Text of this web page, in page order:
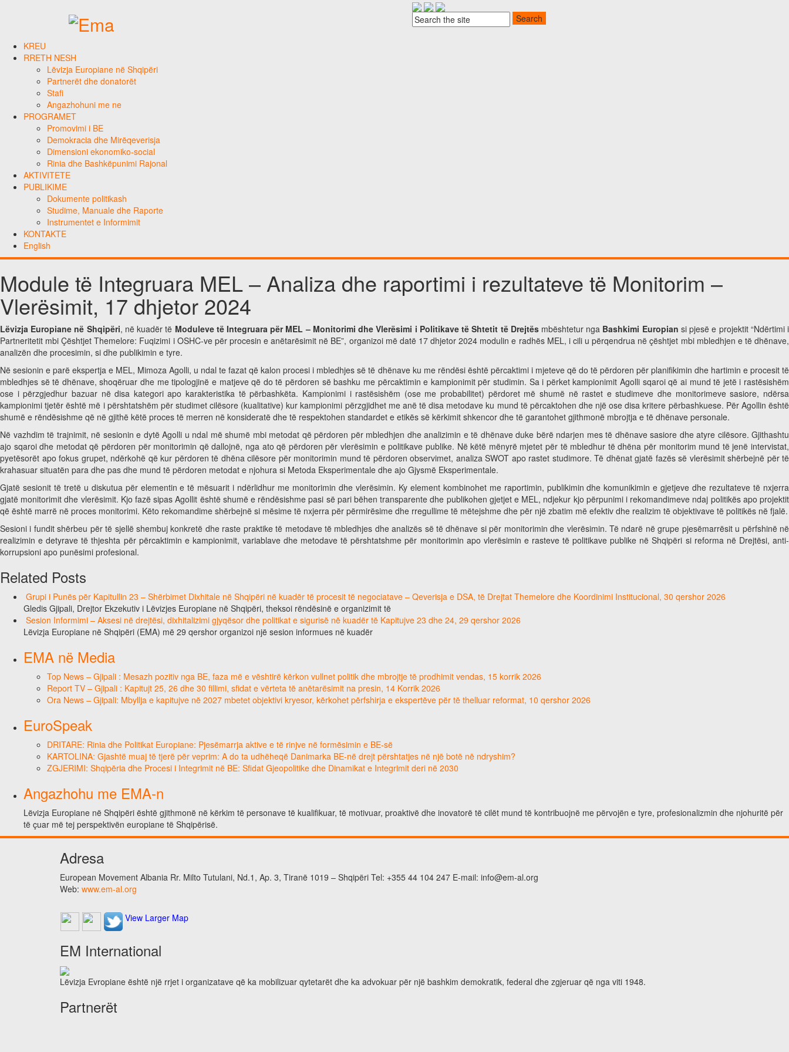
KREU
RRETH NESH
Lëvizja Europiane në Shqipëri
Partnerët dhe donatorët
Stafi
Angazhohuni me ne
PROGRAMET
Promovimi i BE
Demokracia dhe Mirëqeverisja
Dimensioni ekonomiko-social
Rinia dhe Bashkëpunimi Rajonal
AKTIVITETE
PUBLIKIME
Dokumente politikash
Studime, Manuale dhe Raporte
Instrumentet e Informimit
KONTAKTE
English
Module të Integruara MEL – Analiza dhe raportimi i rezultateve të Monitorim –
Vlerësimit, 17 dhjetor 2024
Lëvizja Europiane në Shqipëri, në kuadër të Moduleve të Integruara për MEL – Monitorimi dhe Vlerësimi i Politikave të Shtetit të Drejtësmbështetur nga Bashkimi Europian si pjesë e projektit “Ndërtimi i
Partneritetit mbi Çështjet Themelore: Fuqizimi i OSHC-ve për procesin e anëtarësimit në BE”, organizoi më datë 17 dhjetor 2024 modulin e radhës MEL, i cili u përqendrua në çështjet mbi mbledhjen e të dhënave,
analizën dhe procesimin, si dhe publikimin e tyre.
Në sesionin e parë ekspertja e MEL, Mimoza Agolli, u ndal te fazat që kalon procesi i mbledhjes së të dhënave ku me rëndësi është përcaktimi i mjeteve që do të përdoren për planifikimin dhe hartimin e procesit të
mbledhjes së të dhënave, shoqëruar dhe me tipologjinë e matjeve që do të përdoren së bashku me përcaktimin e kampionimit për studimin. Sa i përket kampionimit Agolli sqaroi që ai mund të jetë i rastësishëm
ose i përzgjedhur bazuar në disa kategori apo karakteristika të përbashkëta. Kampionimi i rastësishëm (ose me probabilitet) përdoret më shumë në rastet e studimeve dhe monitorimeve sasiore, ndërsa
kampionimi tjetër është më i përshtatshëm për studimet cilësore (kualitative) kur kampionimi përzgjidhet me anë të disa metodave ku mund të përcaktohen dhe një ose disa kritere përbashkuese. Për Agollin është
shumë e rëndësishme që në gjithë këtë proces të merren në konsideratë dhe të respektohen standardet e etikës së kërkimit shkencor dhe të garantohet gjithmonë mbrojtja e të dhënave personale.
Në vazhdim të trajnimit, në sesionin e dytë Agolli u ndal më shumë mbi metodat që përdoren për mbledhjen dhe analizimin e të dhënave duke bërë ndarjen mes të dhënave sasiore dhe atyre cilësore. Gjithashtu
ajo sqaroi dhe metodat që përdoren për monitorimin që dallojnë, nga ato që përdoren për vlerësimin e politikave publike. Në këtë mënyrë mjetet për të mbledhur të dhëna për monitorim mund të jenë intervistat,
pyetësorët apo fokus grupet, ndërkohë që kur përdoren të dhëna cilësore për monitorimin mund të përdoren observimet, analiza SWOT apo rastet studimore. Të dhënat gjatë fazës së vlerësimit shërbejnë për të
krahasuar situatën para dhe pas dhe mund të përdoren metodat e njohura si Metoda Eksperimentale dhe ajo Gjysmë Eksperimentale.
Gjatë sesionit të tretë u diskutua për elementin e të mësuarit i ndërlidhur me monitorimin dhe vlerësimin. Ky element kombinohet me raportimin, publikimin dhe komunikimin e gjetjeve dhe rezultateve të nxjerra
gjatë monitorimit dhe vlerësimit. Kjo fazë sipas Agollit është shumë e rëndësishme pasi së pari bëhen transparente dhe publikohen gjetjet e MEL, ndjekur kjo përpunimi i rekomandimeve ndaj politikës apo projektit
që është marrë në proces monitorimi. Këto rekomandime shërbejnë si mësime të nxjerra për përmirësime dhe rregullime të mëtejshme dhe për një zbatim më efektiv dhe realizim të objektivave të politikës në fjalë.
Sesioni i fundit shërbeu për të sjellë shembuj konkretë dhe raste praktike të metodave të mbledhjes dhe analizës së të dhënave si për monitorimin dhe vlerësimin. Të ndarë në grupe pjesëmarrësit u përfshinë në
realizimin e detyrave të thjeshta për përcaktimin e kampionimit, variablave dhe metodave të përshtatshme për monitorimin apo vlerësimin e rasteve të politikave publike në Shqipëri si reforma në Drejtësi, anti-
korrupsioni apo punësimi profesional.
Related Posts
Grupi i Punës për Kapitullin 23 – Shërbimet Dixhitale në Shqipëri në kuadër të procesit të negociatave – Qeverisja e DSA, të Drejtat Themelore dhe Koordinimi Institucional, 30 qershor 2026
Gledis Gjipali, Drejtor Ekzekutiv i Lëvizjes Europiane në Shqipëri, theksoi rëndësinë e organizimit të
Sesion Informimi – Aksesi në drejtësi, dixhitalizimi gjyqësor dhe politikat e sigurisë në kuadër të Kapitujve 23 dhe 24, 29 qershor 2026
Lëvizja Europiane në Shqipëri (EMA) më 29 qershor organizoi një sesion informues në kuadër
EMA në Media
Top News – Gjipali : Mesazh pozitiv nga BE, faza më e vështirë kërkon vullnet politik dhe mbrojtje të prodhimit vendas, 15 korrik 2026
Report TV – Gjipali : Kapitujt 25, 26 dhe 30 fillimi, sfidat e vërteta të anëtarësimit na presin, 14 Korrik 2026
Ora News – Gjipali: Mbyllja e kapitujve në 2027 mbetet objektivi kryesor, kërkohet përfshirja e ekspertëve për të thelluar reformat, 10 qershor 2026
EuroSpeak
DRITARE: Rinia dhe Politikat Europiane: Pjesëmarrja aktive e të rinjve në formësimin e BE-së
KARTOLINA: Gjashtë muaj të tjerë për veprim: A do ta udhëheqë Danimarka BE-në drejt përshtatjes në një botë në ndryshim?
ZGJERIMI: Shqipëria dhe Procesi i Integrimit në BE: Sfidat Gjeopolitike dhe Dinamikat e Integrimit deri në 2030
Angazhohu me EMA-n
Lëvizja Europiane në Shqipëri është gjithmonë në kërkim të personave të kualifikuar, të motivuar, proaktivë dhe inovatorë të cilët mund të kontribuojnë me përvojën e tyre, profesionalizmin dhe njohuritë për
të çuar më tej perspektivën europiane të Shqipërisë.
Adresa
European Movement Albania Rr. Milto Tutulani, Nd.1, Ap. 3, Tiranë 1019 – Shqipëri Tel: +355 44 104 247 E-mail: info@em-al.org
Web: www.em-al.org
View Larger Map
EM International
Lëvizja Evropiane është një rrjet i organizatave që ka mobilizuar qytetarët dhe ka advokuar për një bashkim demokratik, federal dhe zgjeruar që nga viti 1948.
Partnerët